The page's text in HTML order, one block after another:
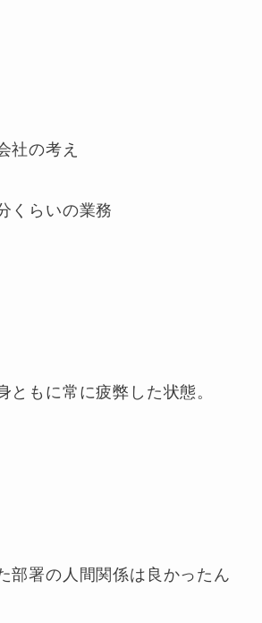
社の考え
くらいの業務
ともに常に疲弊した状態。
部署の人間関係は良かったん